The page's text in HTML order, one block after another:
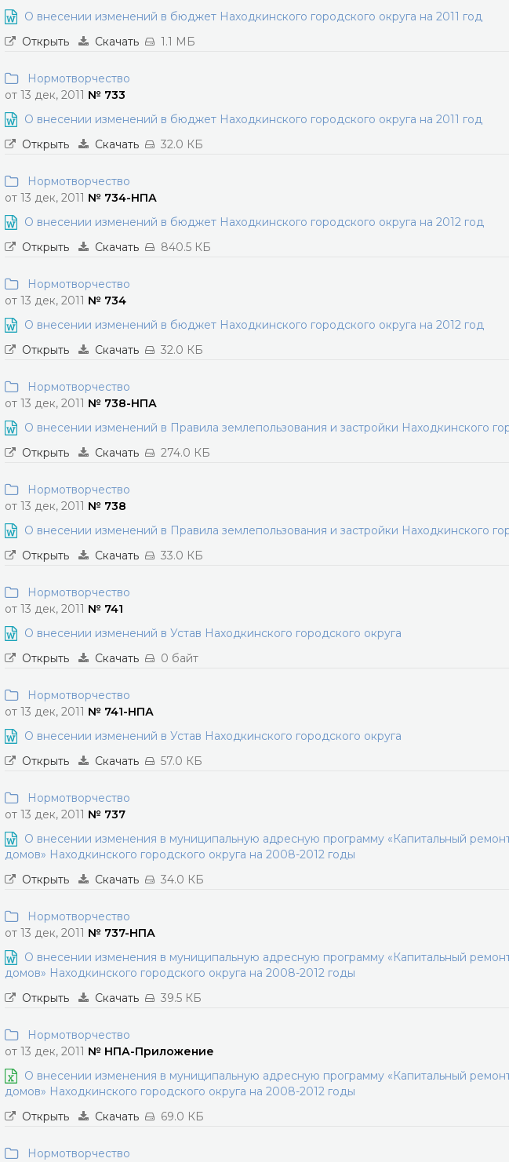
О внесении изменений в бюджет Находкинского городского округа на 2011 год
Открыть
Скачать 1.1 МБ
Нормотворчество
от 13 дек, 2011 № 733
О внесении изменений в бюджет Находкинского городского округа на 2011 год
Открыть
Скачать 32.0 КБ
Нормотворчество
от 13 дек, 2011 № 734-НПА
О внесении изменений в бюджет Находкинского городского округа на 2012 год
Открыть
Скачать 840.5 КБ
Нормотворчество
от 13 дек, 2011 № 734
О внесении изменений в бюджет Находкинского городского округа на 2012 год
Открыть
Скачать 32.0 КБ
Нормотворчество
от 13 дек, 2011 № 738-НПА
О внесении изменений в Правила землепользования и застройки Находкинского
Открыть
Скачать 274.0 КБ
Нормотворчество
от 13 дек, 2011 № 738
О внесении изменений в Правила землепользования и застройки Находкинского
Открыть
Скачать 33.0 КБ
Нормотворчество
от 13 дек, 2011 № 741
О внесении изменений в Устав Находкинского городского округа
Открыть
Скачать 0 байт
Нормотворчество
от 13 дек, 2011 № 741-НПА
О внесении изменений в Устав Находкинского городского округа
Открыть
Скачать 57.0 КБ
Нормотворчество
от 13 дек, 2011 № 737
О внесении изменения в муниципальную адресную программу «Капитальный
домов» Находкинского городского округа на 2008-2012 годы
Открыть
Скачать 34.0 КБ
Нормотворчество
от 13 дек, 2011 № 737-НПА
О внесении изменения в муниципальную адресную программу «Капитальный
домов» Находкинского городского округа на 2008-2012 годы
Открыть
Скачать 39.5 КБ
Нормотворчество
от 13 дек, 2011 № НПА-Приложение
О внесении изменения в муниципальную адресную программу «Капитальный
домов» Находкинского городского округа на 2008-2012 годы
Открыть
Скачать 69.0 КБ
Нормотворчество